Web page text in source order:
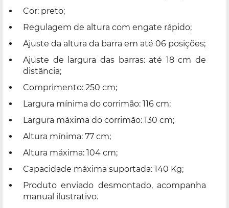
Cor: preto;
Regulagem de altura com engate rápido;
Ajuste da altura da barra em até 06 posições;
Ajuste de largura das barras: até 18 cm de
distância;
Comprimento: 250 cm;
Largura mínima do corrimão: 116 cm;
Largura máxima do corrimão: 130 cm;
Altura mínima: 77 cm;
Altura máxima: 104 cm;
Capacidade máxima suportada: 140 Kg;
Produto enviado desmontado, acompanha
manual ilustrativo.